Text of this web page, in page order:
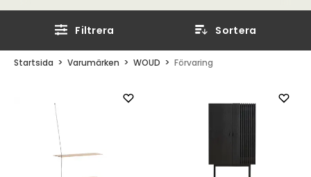
Filtrera Sortera
Startsida Varumärken WOUD Förvaring